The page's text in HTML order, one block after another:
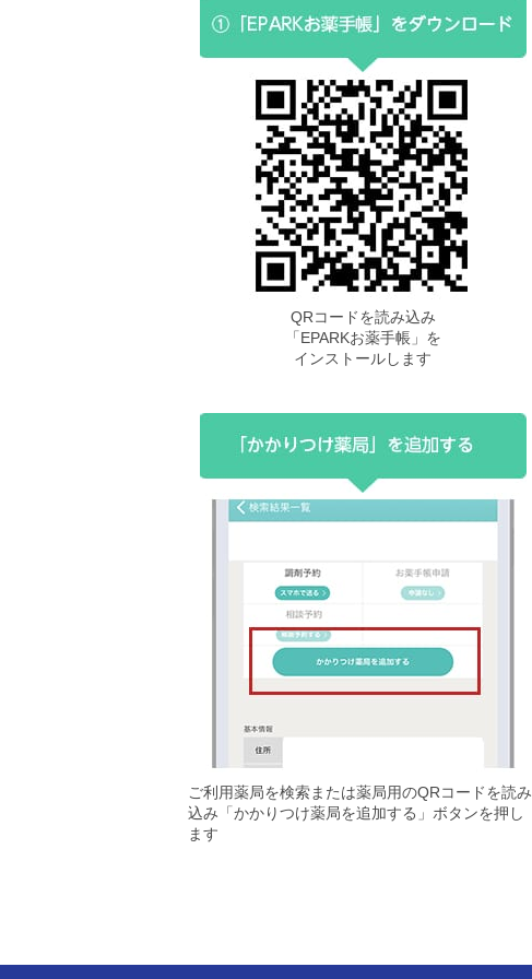
QRコードを読み込み
「EPARKお薬手帳」を
インストールします
ご利用薬局を検索または薬局用のQRコードを読み
込み「かかりつけ薬局を追加する」ボタンを押し
ます